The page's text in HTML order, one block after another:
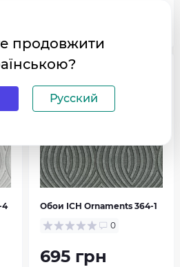
4
популярний
Обои ІСН Ornaments 364-1
0
695 грн
продовжити
Русский